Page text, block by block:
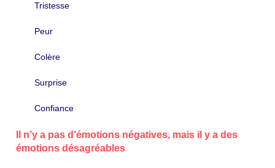
Tristesse
Peur
Colère
Surprise
Confiance
Il n’y a pas d’émotions négatives, mais il y a des
émotions désagréables